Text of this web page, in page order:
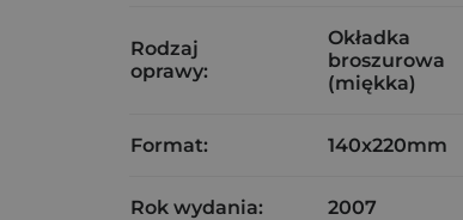
Rodzaj
oprawy:
Okładka
broszurowa
(miękka)
Format: 140x220mm
Rok wydania: 2007